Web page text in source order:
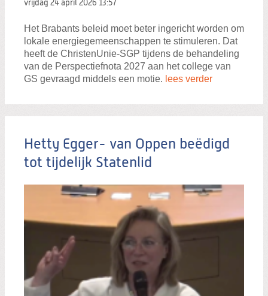
vrijdag 24 april 2026 13:57
Het Brabants beleid moet beter ingericht worden om
lokale energiegemeenschappen te stimuleren. Dat
heeft de ChristenUnie-SGP tijdens de behandeling
van de Perspectiefnota 2027 aan het college van
GS gevraagd middels een motie. lees verder
Hetty Egger- van Oppen beëdigd
tot tijdelijk Statenlid